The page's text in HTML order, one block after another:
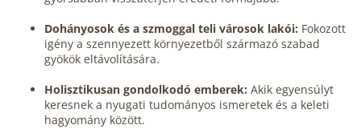
Dohányosok és a szmoggal teli városok lakói: Fokozott
igény a szennyezett környezetből származó szabad
gyökök eltávolítására.
Holisztikusan gondolkodó emberek: Akik egyensúlyt
keresnek a nyugati tudományos ismeretek és a keleti
hagyomány között.